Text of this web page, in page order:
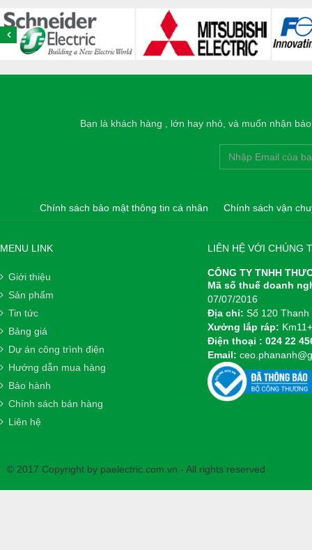
Bạn là khách hàng , lớn hay nhỏ, và muốn nhận
Chính sách bảo mật thông tin cá nhân Chính sách vận
MENU LINK
Giới thiệu
Sản phẩm
Tin tức
Bảng giá
Dự án công trình điện
Hướng dẫn mua hàng
Bảo hành
Chính sách bán hàng
Liên hệ
LIÊN HỆ VỚI CHÚNG
CÔNG TY TNHH
Mã số thuế doanh
07/07/2016
Địa chỉ: Số 120
Xưởng lắp ráp:
Điện thoại : 024 22
Email:
© 2017 Copyright by paelectric.com.vn - All rights reserved